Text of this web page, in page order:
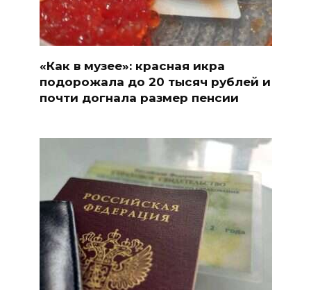
«Как в музее»: красная икра
подорожала до 20 тысяч рублей и
почти догнала размер пенсии